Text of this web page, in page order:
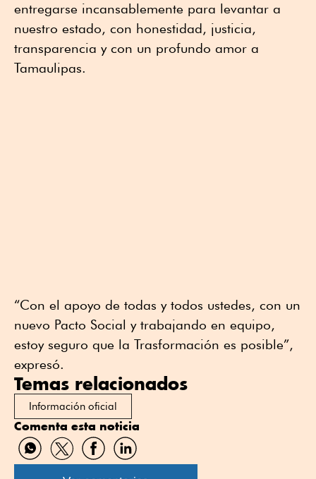
entregarse incansablemente para levantar a
nuestro estado, con honestidad, justicia,
transparencia y con un profundo amor a
Tamaulipas.
“Con el apoyo de todas y todos ustedes, con un
nuevo Pacto Social y trabajando en equipo,
estoy seguro que la Trasformación es posible”,
expresó.
Temas relacionados
Información oficial
Comenta esta noticia
Compartir
por
Compartir
por
Compartir
por
Compartir
por